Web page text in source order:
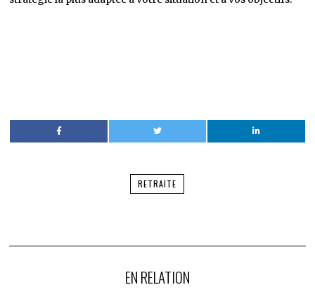
RETRAITE
EN RELATION